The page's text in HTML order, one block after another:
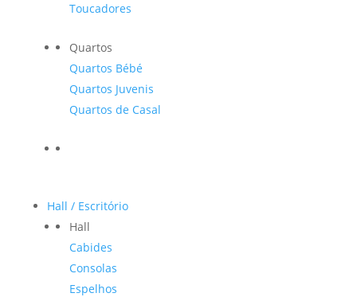
Toucadores
Quartos
Quartos Bébé
Quartos Juvenis
Quartos de Casal
Hall / Escritório
Hall
Cabides
Consolas
Espelhos